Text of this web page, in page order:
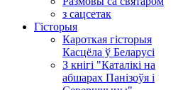
з сацсетак
Гісторыя
Кароткая гісторыя
Касцёла ў Беларусі
З кнігі "Каталікі на
абшарах Панізоўя і